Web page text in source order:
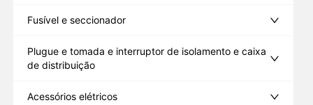
Fusível e seccionador
Plugue e tomada e interruptor de isolamento e caixa
de distribuição
Acessórios elétricos